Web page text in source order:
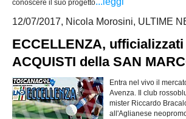
conoscere il suo progetto
12/07/2017, Nicola Morosini, ULTIME
ECCELLENZA,
ACQUISTI della SAN
Entra nel vivo il
Avenza. Il club
mister Riccardo
all'Aglianese